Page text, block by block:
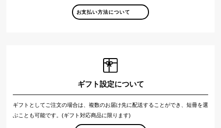
お支払い方法について
ギフト設定について
ギフトとしてご注文の場合は、複数のお届け先に配送することができ、短冊を選
ぶことも可能です。(ギフト対応商品に限ります)